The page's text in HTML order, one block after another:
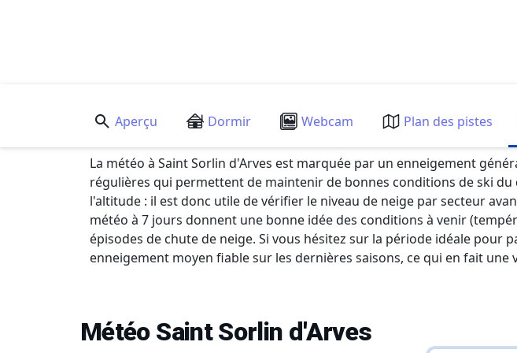
Aperçu Dormir Webcam Plan des pistes
La météo à Saint Sorlin d'Arves est marquée par un enneigement
régulières qui permettent de maintenir de bonnes conditions de ski
l'altitude : il est donc utile de vérifier le niveau de neige par secteur
météo à 7 jours donnent une bonne idée des conditions à venir
épisodes de chute de neige. Si vous hésitez sur la période idéale
enneigement moyen fiable sur les dernières saisons, ce qui en fait
Météo Saint Sorlin d'Arves